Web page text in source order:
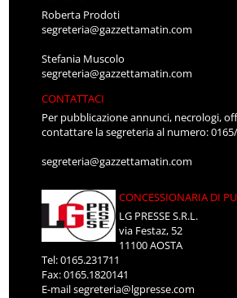
Roberta Prodoti
segreteria@gazzettamatin.com
Stefania Muscolo
segreteria@gazzettamatin.com
CONTATTACI
Per pubblicazione annunci, necrologi,
contattare la segreteria al numero:
segreteria@gazzettamatin.com
CONCESSIONARIA DI
LG PRESSE S.R.L.
via Festaz, 52
11100 AOSTA
Tel: 0165.231711
Fax: 0165.1820141
E-mailsegreteria@lgpresse.com